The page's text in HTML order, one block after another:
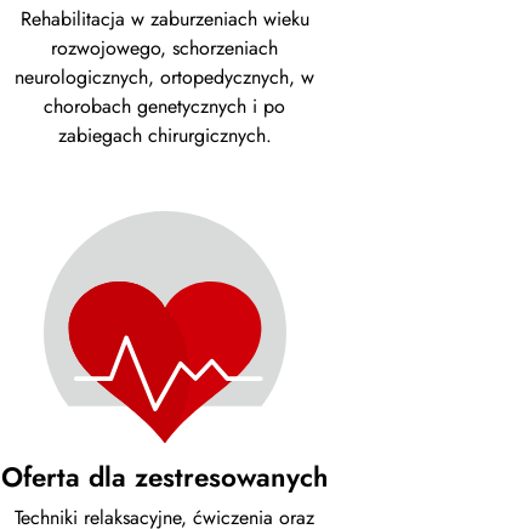
Rehabilitacja w zaburzeniach wieku
rozwojowego, schorzeniach
neurologicznych, ortopedycznych, w
chorobach genetycznych i po
zabiegach chirurgicznych.
Oferta dla zestresowanych
Techniki relaksacyjne, ćwiczenia oraz